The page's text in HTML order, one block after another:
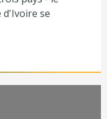
d'Ivoire se